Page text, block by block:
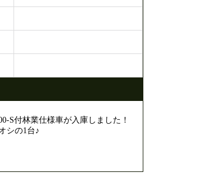
S付林業仕様車が入庫しました！
シの1台♪